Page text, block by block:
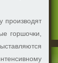
производят
горшочки,